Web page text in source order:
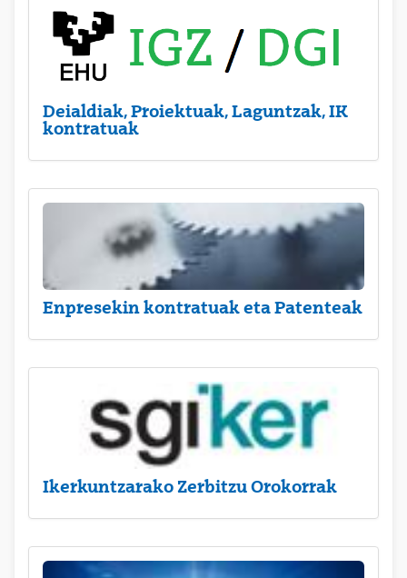
Deialdiak, Proiektuak, Laguntzak, IK
kontratuak
Enpresekin kontratuak eta Patenteak
Ikerkuntzarako Zerbitzu Orokorrak